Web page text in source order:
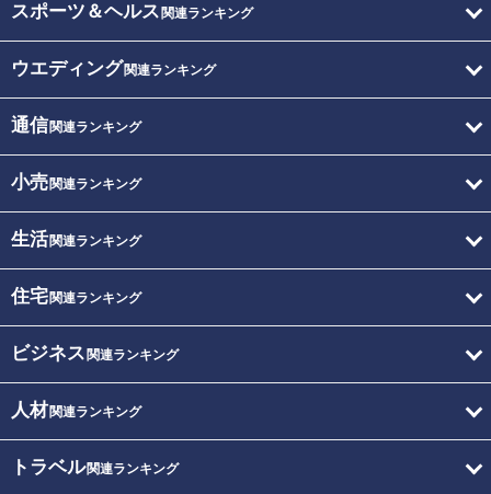
スポーツ＆ヘルス 関連ランキング
ウエディング関連ランキング
通信関連ランキング
小売関連ランキング
生活関連ランキング
住宅関連ランキング
ビジネス 関連ランキング
人材関連ランキング
トラベル関連ランキング